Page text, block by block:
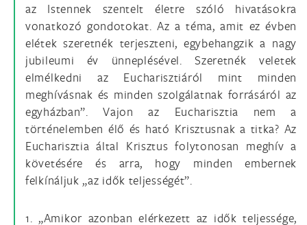
az Istennek szentelt életre szóló hivatásokra
vonatkozó gondotokat. Az a téma, amit ez évben
elétek szeretnék terjeszteni, egybehangzik a nagy
jubileumi év ünneplésével. Szeretnék veletek
elmélkedni az Eucharisztiáról mint minden
meghívásnak és minden szolgálatnak forrásáról az
egyházban”. Vajon az Eucharisztia nem a
történelemben élő és ható Krisztusnak a titka? Az
Eucharisztia által Krisztus folytonosan meghív a
követésére és arra, hogy minden embernek
felkínáljuk „az idők teljességét”.
1. „Amikor azonban elérkezett az idők teljessége,